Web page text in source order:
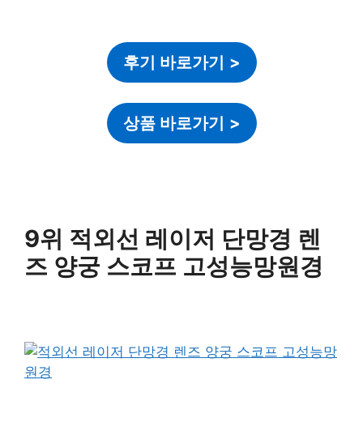
후기 바로가기 >
상품 바로가기 >
9위 적외선 레이저 단망경 렌
즈 양궁 스코프 고성능망원경